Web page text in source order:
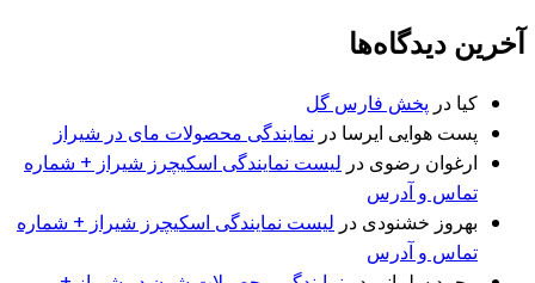
آخرین دیدگاه‌ها
کیا در پخش فارس گل
پست هوایی ایرسا در نمایندگی محصولات مای در شیراز
ارغوان رضوی در لیست نمایندگی اسکیچرز شیراز + شماره
تماس و آدرس
بهروز خشنودی در لیست نمایندگی اسکیچرز شیراز + شماره
تماس و آدرس